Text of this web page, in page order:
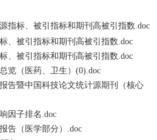
指标、被引指标和期刊高被引指数.doc
、被引指标和期刊高被引指数.doc
、被引指标和期刊高被引指数.doc
览（医药、卫生）(0).doc
告暨中国科技论文统计源期刊（核心
因子排名.doc
告（医学部分）.doc